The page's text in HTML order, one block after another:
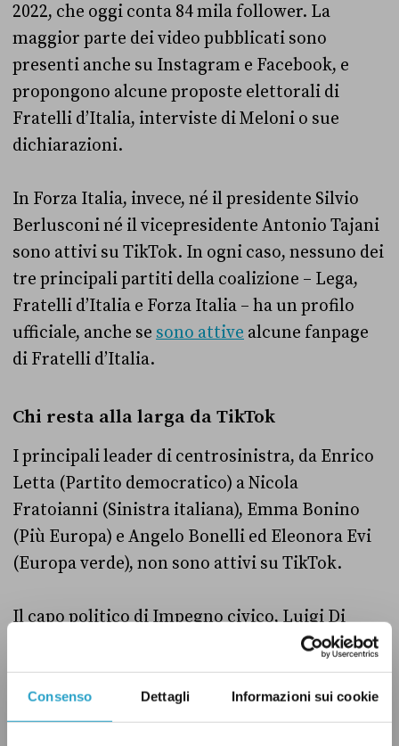
Consenso Dettagli Informazioni sui cookie
2022, che oggi conta 84 mila follower. La
maggior parte dei video pubblicati sono
presenti anche su Instagram e Facebook, e
propongono alcune proposte elettorali di
Fratelli d’Italia, interviste di Meloni o sue
dichiarazioni.
In Forza Italia, invece, né il presidente Silvio
Berlusconi né il vicepresidente Antonio Tajani
sono attivi su TikTok. In ogni caso, nessuno dei
tre principali partiti della coalizione – Lega,
Fratelli d’Italia e Forza Italia – ha un profilo
ufficiale, anche se sono attive alcune fanpage
di Fratelli d’Italia.
Chi resta alla larga da TikTok
I principali leader di centrosinistra, da Enrico
Letta (Partito democratico) a Nicola
Fratoianni (Sinistra italiana), Emma Bonino
(Più Europa) e Angelo Bonelli ed Eleonora Evi
(Europa verde), non sono attivi su TikTok.
Il capo politico di Impegno civico, Luigi Di
un profilo TikTok lo
scorso 20 agosto, ancora non verificato. I pochi
video pubblicati, però, sono gli stessi presenti
sulla sua pagina Instagram ufficiale.